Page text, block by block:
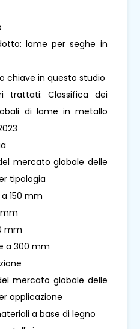
lame per seghe in
chiave in questo studio
trattati: Classifica dei
di lame in metallo
mercato globale delle
tipologia
150 mm
mm
a 300 mm
mercato globale delle
applicazione
a base di legno